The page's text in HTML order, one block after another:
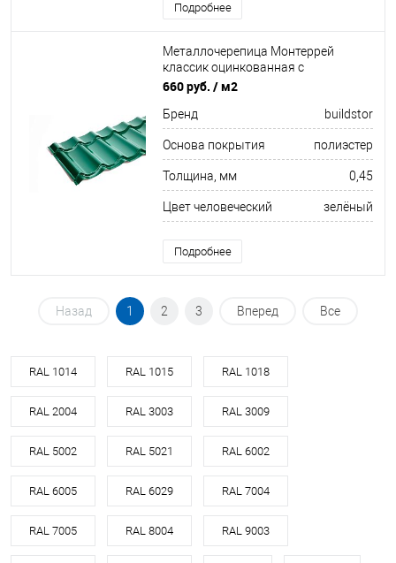
Подробнее
Металлочерепица Монтеррей
классик оцинкованная с
полимерным покрытием
660 руб. / м2
Бренд buildstor
Основа покрытия полиэстер
Толщина, мм 0,45
Цвет человеческий зелёный
Подробнее
Назад 1 2 3 Вперед Все
RAL 1014 RAL 1015 RAL 1018
RAL 2004 RAL 3003 RAL 3009
RAL 5002 RAL 5021 RAL 6002
RAL 6005 RAL 6029 RAL 7004
RAL 7005 RAL 8004 RAL 9003